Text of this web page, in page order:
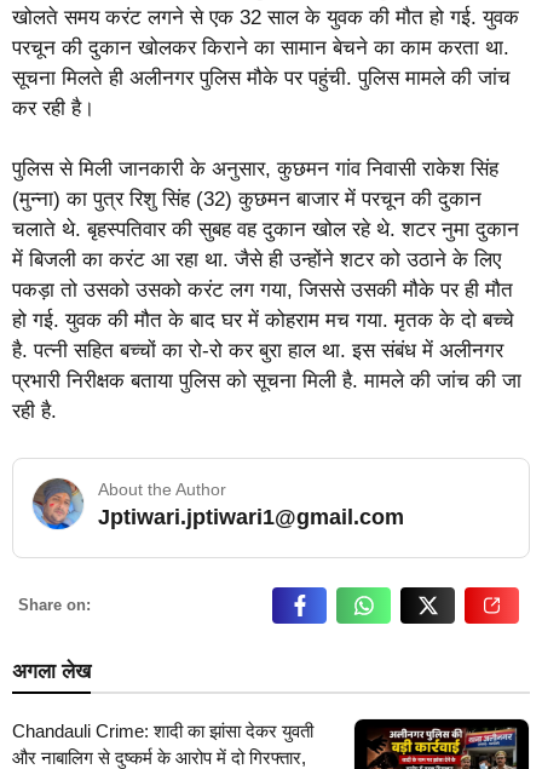
खोलते समय करंट लगने से एक 32 साल के युवक की मौत हो गई. युवक
परचून की दुकान खोलकर किराने का सामान बेचने का काम करता था.
सूचना मिलते ही अलीनगर पुलिस मौके पर पहुंची. पुलिस मामले की जांच
कर रही है।
पुलिस से मिली जानकारी के अनुसार, कुछमन गांव निवासी राकेश सिंह
(मुन्ना) का पुत्र रिशु सिंह (32) कुछमन बाजार में परचून की दुकान
चलाते थे. बृहस्पतिवार की सुबह वह दुकान खोल रहे थे. शटर नुमा दुकान
में बिजली का करंट आ रहा था. जैसे ही उन्होंने शटर को उठाने के लिए
पकड़ा तो उसको उसको करंट लग गया, जिससे उसकी मौके पर ही मौत
हो गई. युवक की मौत के बाद घर में कोहराम मच गया. मृतक के दो बच्चे
है. पत्नी सहित बच्चों का रो-रो कर बुरा हाल था. इस संबंध में अलीनगर
प्रभारी निरीक्षक बताया पुलिस को सूचना मिली है. मामले की जांच की जा
रही है.
About the Author
Jptiwari.jptiwari1@gmail.com… Read More
Share on:
अगला लेख
Chandauli Crime: शादी का झांसा देकर युवती
और नाबालिग से दुष्कर्म के आरोप में दो गिरफ्तार,